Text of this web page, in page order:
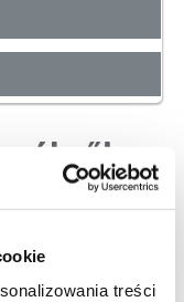
treści